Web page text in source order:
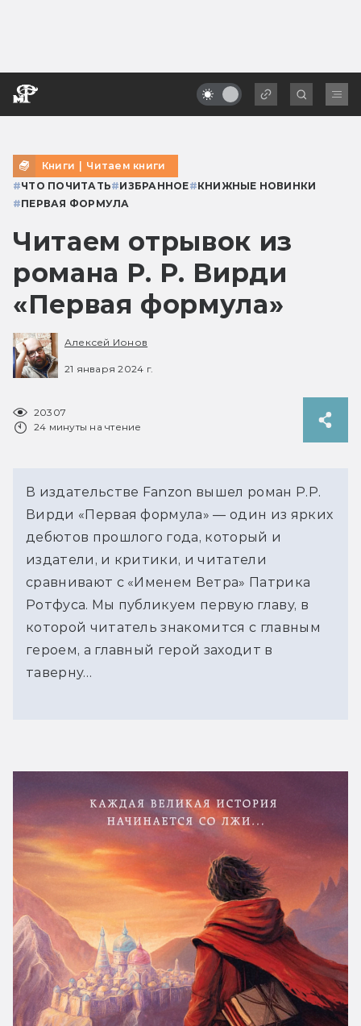
Книги | Читаем книги
#ЧТО ПОЧИТАТЬ#ИЗБРАННОЕ#КНИЖНЫЕ НОВИНКИ
#ПЕРВАЯ ФОРМУЛА
Читаем отрывок из
романа Р. Р. Вирди
«Первая формула»
Алексей Ионов
21 января 2024 г.
20307
24 минуты на чтение
В издательстве Fanzon вышел роман Р.Р.
Вирди «Первая формула» — один из ярких
дебютов прошлого года, который и
издатели, и критики, и читатели
сравнивают с «Именем Ветра» Патрика
Ротфуса. Мы публикуем первую главу, в
которой читатель знакомится с главным
героем, а главный герой заходит в
таверну…